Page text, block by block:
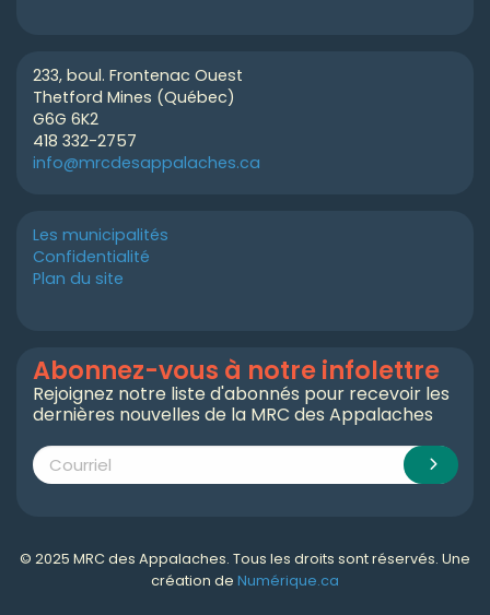
233, boul. Frontenac Ouest
Thetford Mines (Québec)
G6G 6K2
418 332-2757
info@mrcdesappalaches.ca
Les municipalités
Confidentialité
Plan du site
Abonnez-vous à notre infolettre
Rejoignez notre liste d'abonnés pour recevoir les
dernières nouvelles de la MRC des Appalaches
© 2025 MRC des Appalaches. Tous les droits sont réservés. Une
création de Numérique.ca